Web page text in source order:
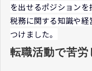
を出せるポジションを
税務に関する知識や
つけました。
転職活動で苦労